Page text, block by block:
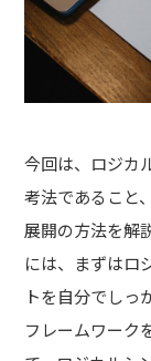
今回は、ロジカ
考法であること
展開の方法を解
には、まずはロ
トを自分でしっ
フレームワーク